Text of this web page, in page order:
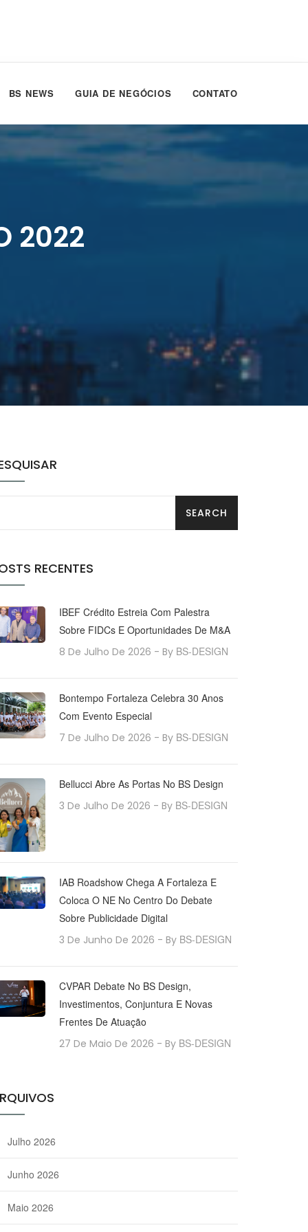
BS NEWS GUIA DE NEGÓCIOS CONTATO
2022
RECENTES
IBEF Crédito Estreia Com Palestra
Sobre FIDCs E Oportunidades De M&A
8 De Julho De 2026 - By BS-DESIGN
Bontempo Fortaleza Celebra 30 Anos
Com Evento Especial
7 De Julho De 2026 - By BS-DESIGN
Bellucci Abre As Portas No BS Design
3 De Julho De 2026 - By BS-DESIGN
IAB Roadshow Chega A Fortaleza E
Coloca O NE No Centro Do Debate
Sobre Publicidade Digital
3 De Junho De 2026 - By BS-DESIGN
CVPAR Debate No BS Design,
Investimentos, Conjuntura E Novas
Frentes De Atuação
27 De Maio De 2026 - By BS-DESIGN
Julho 2026
Junho 2026
Maio 2026